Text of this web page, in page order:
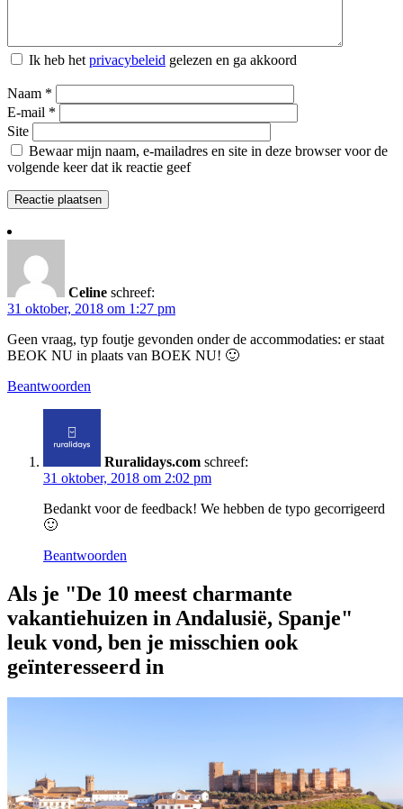
Ik heb het privacybeleid gelezen en ga akkoord
Naam *
E-mail *
Site
Bewaar mijn naam, e-mailadres en site in deze browser voor de
volgende keer dat ik reactie geef
Celine schreef:
31 oktober, 2018 om 1:27 pm
Geen vraag, typ foutje gevonden onder de accommodaties: er staat
BEOK NU in plaats van BOEK NU! 🙂
Beantwoorden
Ruralidays.com schreef:
31 oktober, 2018 om 2:02 pm
Bedankt voor de feedback! We hebben de typo gecorrigeerd
🙂
Beantwoorden
Als je "De 10 meest charmante
vakantiehuizen in Andalusië, Spanje"
leuk vond, ben je misschien ook
geïnteresseerd in